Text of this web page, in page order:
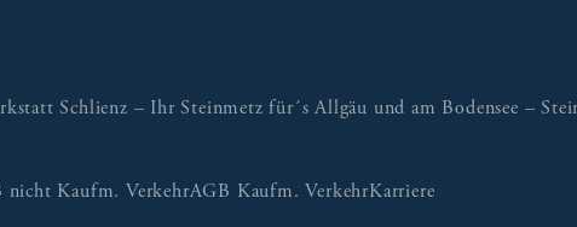
Schlienz – Ihr Steinmetz für´s Allgäu und am Bodensee –
nicht Kaufm. VerkehrAGB Kaufm. VerkehrKarriere